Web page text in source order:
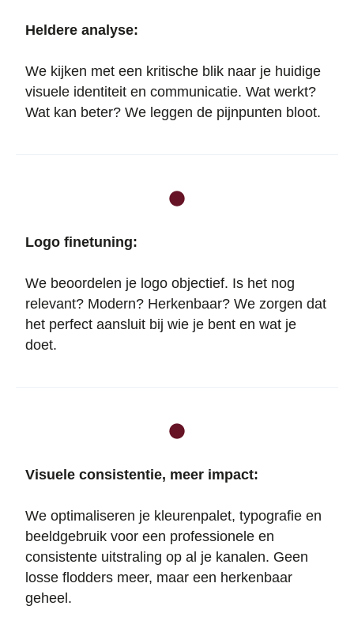
Heldere analyse:
We kijken met een kritische blik naar je huidige
visuele identiteit en communicatie. Wat werkt?
Wat kan beter? We leggen de pijnpunten bloot.
Logo finetuning:
We beoordelen je logo objectief. Is het nog
relevant? Modern? Herkenbaar? We zorgen dat
het perfect aansluit bij wie je bent en wat je
doet.
Visuele consistentie, meer impact:
We optimaliseren je kleurenpalet, typografie en
beeldgebruik voor een professionele en
consistente uitstraling op al je kanalen. Geen
losse flodders meer, maar een herkenbaar
geheel.